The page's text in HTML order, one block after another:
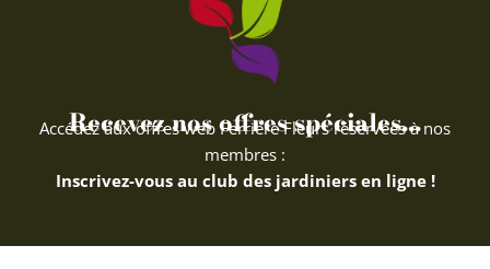
Recevez nos offres spéciales...
Accédez aux offres web Ferriere Fleurs réservées à nos
membres :
Inscrivez-vous au club des jardiniers en ligne !